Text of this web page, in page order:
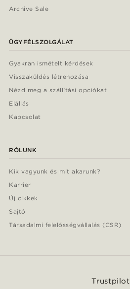
Archive Sale
ÜGYFÉLSZOLGÁLAT
Gyakran ismételt kérdések
Visszaküldés létrehozása
Nézd meg a szállítási opciókat
Elállás
Kapcsolat
RÓLUNK
Kik vagyunk és mit akarunk?
Karrier
Új cikkek
Sajtó
Társadalmi felelősségvállalás (CSR)
Trustpilot